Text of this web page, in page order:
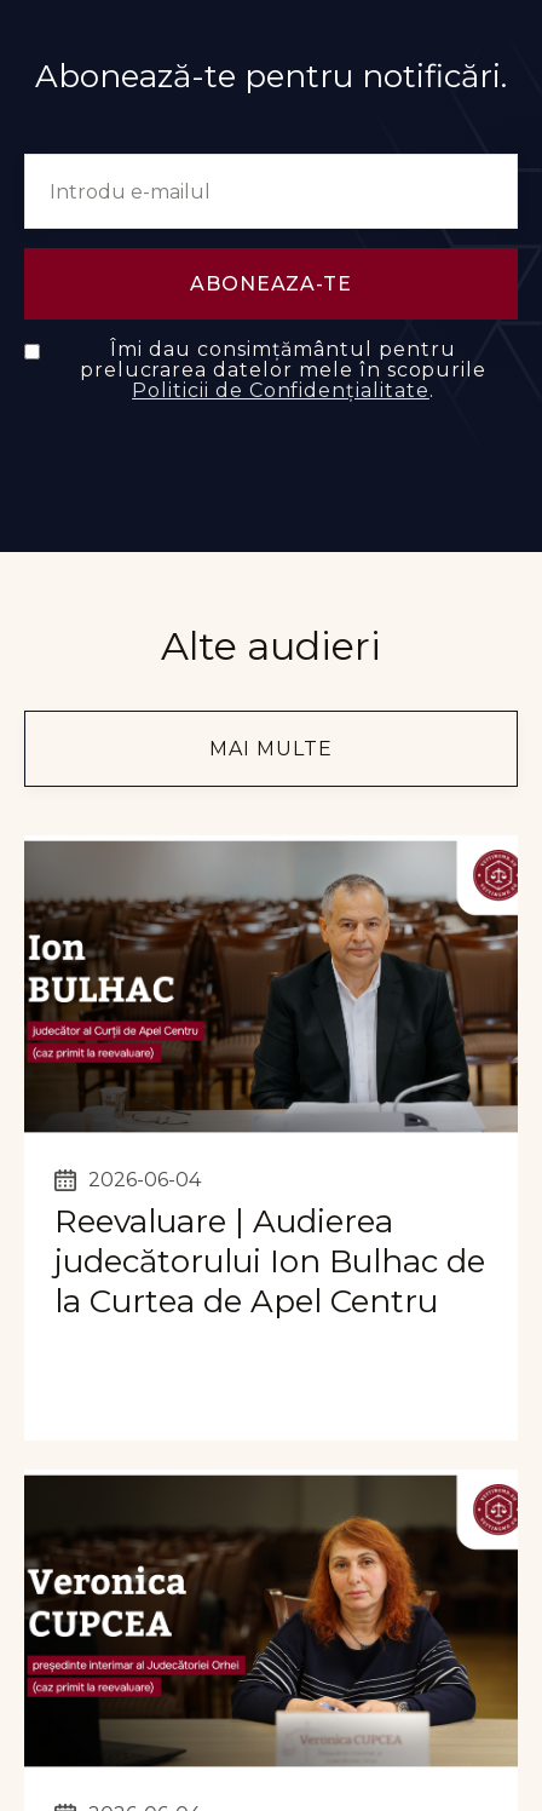
Abonează-te pentru notificări.
Îmi dau consimțământul pentru
prelucrarea datelor mele în scopurile
Politicii de Confidențialitate.
Alte audieri
MAI MULTE
2026-06-04
Reevaluare | Audierea
judecătorului Ion Bulhac de
la Curtea de Apel Centru